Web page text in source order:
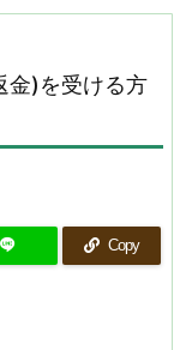



金)を受ける方
Copy